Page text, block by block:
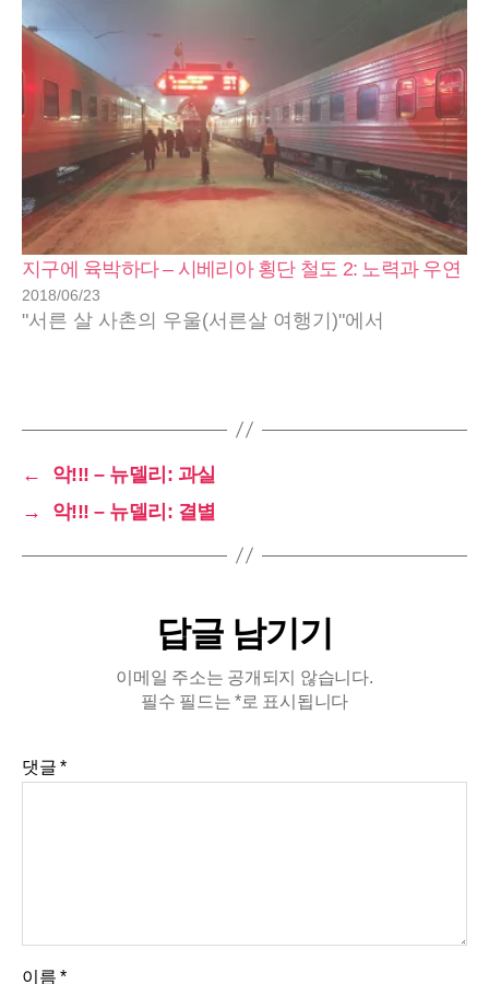
지구에 육박하다 – 시베리아 횡단 철도 2: 노력과 우연
2018/06/23
"서른 살 사촌의 우울(서른살 여행기)"에서
←
악!!! – 뉴델리: 과실
→
악!!! – 뉴델리: 결별
답글 남기기
이메일 주소는 공개되지 않습니다.
필수 필드는*로 표시됩니다
댓글*
이름*